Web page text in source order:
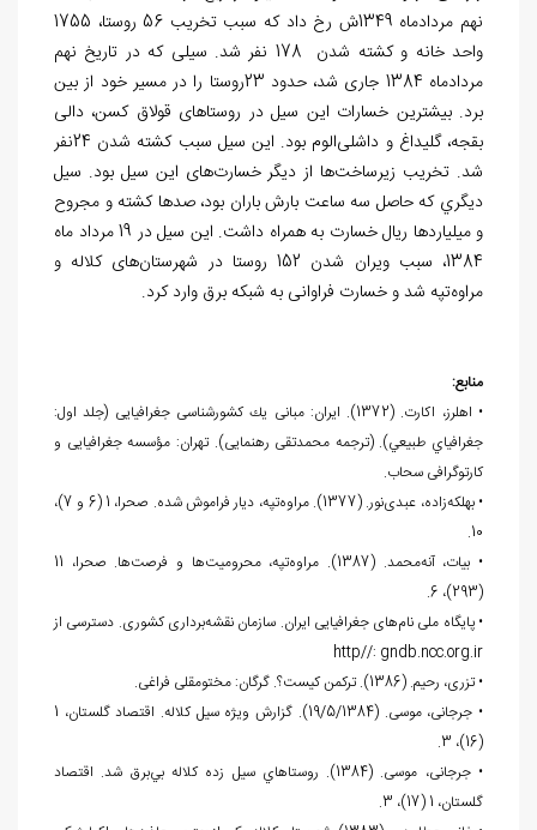
نهم مردادماه 1349ش رخ داد که سبب تخریب 56 روستا، 1755
واحد خانه و کشته شدن 178 نفر شد. سیلی که در تاریخ نهم
مردادماه 1384 جاری شد، حدود 23روستا را در مسیر خود از بین
برد. بیشترین خسارات این سیل در روستاهای قولاق کسن، دالی
بقجه، گلیداغ و داشلی‌الوم بود. این سیل سبب کشته شدن 24نفر
شد. تخریب زیرساخت‌ها از دیگر خسارت‌های این سیل بود. سیل
ديگري كه حاصل سه ساعت بارش باران بود، صدها کشته و مجروح
و میلیاردها ریال خسارت به همراه داشت. اين سیل در 19 مرداد ماه
1384، سبب ويران شدن 152 روستا در شهرستان‌های کلاله و
مراوه‌تپه شد و خسارت فراوانی به شبکه برق وارد کرد.
منابع:
• اهلرز، اکارت. (1372). ايران: مبانی يك کشورشناسی جغرافیایی (جلد اول:
جغرافياي طبيعي). (ترجمه‌ محمدتقی رهنمایی). تهران: مؤسسه جغرافیایی و
کارتوگرافی سحاب.
• بهلکه‌زاده، عبدی‌نور. (1377). مراوه‌تپه، دیار فراموش شده. صحرا، 1 (6 و 7)،
10.
• بیات، آنه‌محمد. (1387). مراوه‌تپه، محرومیت‌ها و فرصت‌ها. صحرا، 11
(293)، 6.
• پایگاه ملی نام‌های جغرافیایی ایران. سازمان نقشه‌برداری کشوری. دسترسی از
http//: gndb.ncc.org.ir
• تزری، رحیم. (1386). ترکمن کیست؟. گرگان: مختومقلی فراغی.
• جرجانی، موسی. (19/5/1384). گزارش ويژه سیل کلاله. اقتصاد گلستان، 1
(16)، 3.
• جرجانی، موسی. (1384). روستاهاي سيل زده كلاله بي‌برق شد. اقتصاد
گلستان، 1 (17)، 3.